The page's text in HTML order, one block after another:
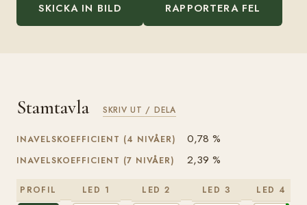
SKICKA IN BILD RAPPORTERA FEL
Stamtavla SKRIV UT / DELA
INAVELSKOEFFICIENT (4 NIVÅER) 0,78 %
INAVELSKOEFFICIENT (7 NIVÅER) 2,39 %
PROFIL LED 1 LED 2 LED 3 LED 4